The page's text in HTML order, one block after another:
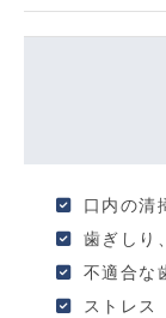
口内の清
歯ぎしり
不適合な
ストレス